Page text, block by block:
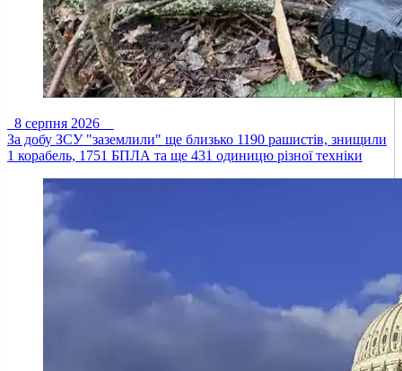
8 серпня 2026
За добу ЗСУ "заземлили" ще близько 1190 рашистів, знищили
1 корабель, 1751 БПЛА та ще 431 одиницю різної техніки